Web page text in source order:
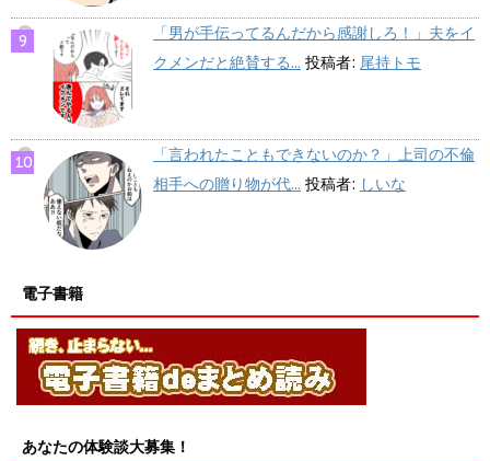
「男が手伝ってるんだから感謝しろ！」夫をイ
クメンだと絶賛する... 投稿者: 尾持トモ
「言われたこともできないのか？」上司の不倫
相手への贈り物が代... 投稿者: しいな
電子書籍
あなたの体験談大募集！